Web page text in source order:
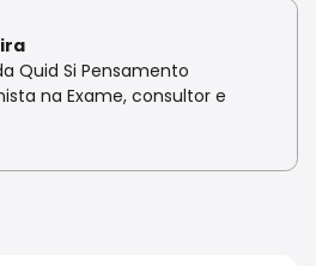
Quid Si Pensamento
na Exame, consultor e